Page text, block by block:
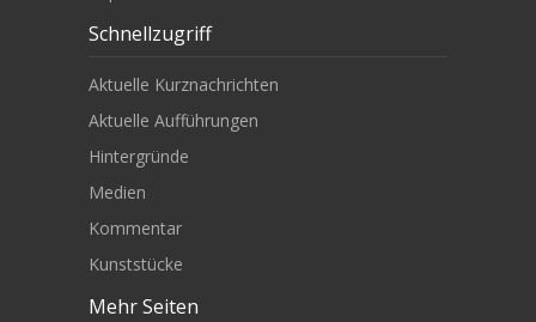
Schnellzugriff
Aktuelle Kurznachrichten
Aktuelle Aufführungen
Hintergründe
Medien
Kommentar
Kunststücke
Mehr Seiten